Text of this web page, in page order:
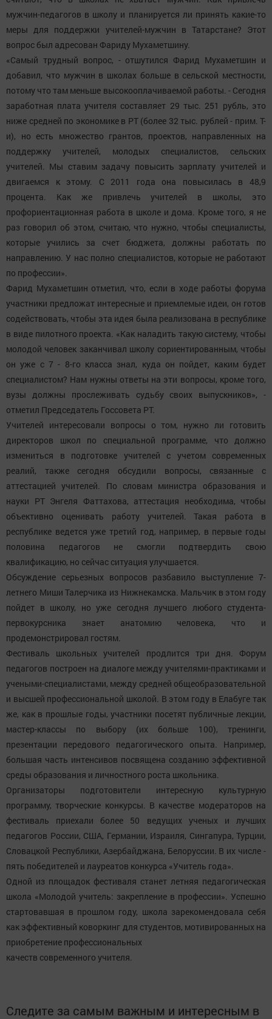
мужчин-педагогов в школу и планируется ли принять какие-то
меры для поддержки учителей-мужчин в Татарстане? Этот
вопрос был адресован Фариду Мухаметшину.
«Самый трудный вопрос, - отшутился Фарид Мухаметшин и
добавил, что мужчин в школах больше в сельской местности,
потому что там меньше высокооплачиваемой работы. - Сегодня
заработная плата учителя составляет 29 тыс. 251 рубль, это
ниже средней по экономике в РТ (более 32 тыс. рублей - прим. Т-
и), но есть множество грантов, проектов, направленных на
поддержку учителей, молодых специалистов, сельских
учителей. Мы ставим задачу повысить зарплату учителей и
двигаемся к этому. С 2011 года она повысилась в 48,9
процента. Как же привлечь учителей в школы, это
профориентационная работа в школе и дома. Кроме того, я не
раз говорил об этом, считаю, что нужно, чтобы специалисты,
которые учились за счет бюджета, должны работать по
направлению. У нас полно специалистов, которые не работают
по профессии».
Фарид Мухаметшин отметил, что, если в ходе работы форума
участники предложат интересные и приемлемые идеи, он готов
содействовать, чтобы эта идея была реализована в республике
в виде пилотного проекта. «Как наладить такую систему, чтобы
молодой человек заканчивал школу сориентированным, чтобы
он уже с 7 - 8-го класса знал, куда он пойдет, каким будет
специалистом? Нам нужны ответы на эти вопросы, кроме того,
вузы должны прослеживать судьбу своих выпускников», -
отметил Председатель Госсовета РТ.
Учителей интересовали вопросы о том, нужно ли готовить
директоров школ по специальной программе, что должно
измениться в подготовке учителей с учетом современных
реалий, также сегодня обсудили вопросы, связанные с
аттестацией учителей. По словам министра образования и
науки РТ Энгеля Фаттахова, аттестация необходима, чтобы
объективно оценивать работу учителей. Такая работа в
республике ведется уже третий год, например, в первые годы
половина педагогов не смогли подтвердить свою
квалификацию, но сейчас ситуация улучшается.
Обсуждение серьезных вопросов разбавило выступление 7-
летнего Миши Талерчика из Нижнекамска. Мальчик в этом году
пойдет в школу, но уже сегодня лучшего любого студента-
первокурсника знает анатомию человека, что и
продемонстрировал гостям.
Фестиваль школьных учителей продлится три дня. Форум
педагогов построен на диалоге между учителями-практиками и
учеными-специалистами, между средней общеобразовательной
и высшей профессиональной школой. В этом году в Елабуге так
же, как в прошлые годы, участники посетят публичные лекции,
мастер-классы по выбору (их больше 100), тренинги,
презентации передового педагогического опыта. Например,
большая часть интенсивов посвящена созданию эффективной
среды образования и личностного роста школьника.
Организаторы подготовители интересную культурную
программу, творческие конкурсы. В качестве модераторов на
фестиваль приехали более 50 ведущих ученых и лучших
педагогов России, США, Германии, Израиля, Сингапура, Турции,
Словацкой Республики, Азербайджана, Белоруссии. В их числе -
пять победителей и лауреатов конкурса «Учитель года».
Одной из площадок фестиваля станет летняя педагогическая
школа «Молодой учитель: закрепление в профессии». Успешно
стартовавшая в прошлом году, школа зарекомендовала себя
как эффективный коворкинг для студентов, мотивированных на
приобретение профессиональных
качеств современного учителя.
Следите за самым важным и интересным в